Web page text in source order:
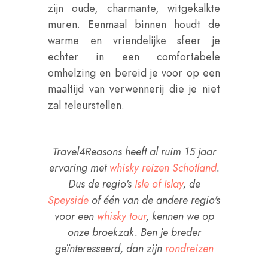
zijn oude, charmante, witgekalkte
muren. Eenmaal binnen houdt de
warme en vriendelijke sfeer je
echter in een comfortabele
omhelzing en bereid je voor op een
maaltijd van verwennerij die je niet
zal teleurstellen.
Travel4Reasons heeft al ruim 15 jaar
ervaring met whisky reizen Schotland.
Dus de regio's Isle of Islay, de
Speyside of één van de andere regio's
voor een whisky tour, kennen we op
onze broekzak. Ben je breder
geïnteresseerd, dan zijn rondreizen